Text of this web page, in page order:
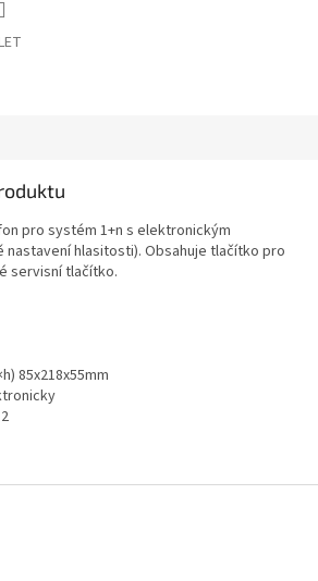
pro systém 1+n s elektronickým
nastavení hlasitosti). Obsahuje tlačítko pro
servisní tlačítko.
85x218x55mm